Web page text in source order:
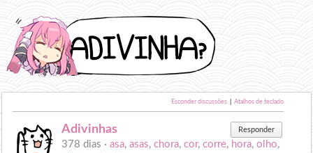
Esconder discussões Atalhos de teclado
Adivinhas Responder
378 dias ·asa,asas,chora,cor,corre, hora,olho,